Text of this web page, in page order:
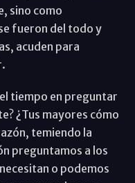
sino como
fueron del todo y
acuden para
el tiempo en preguntar
¿Tus mayores cómo
temiendo la
preguntamos a los
o podemos